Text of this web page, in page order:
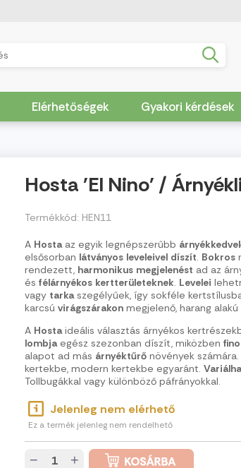
Elérhetőségek Gyakori kérdések
Hosta 'El Nino' /
Termékkód: HEN11
A Hosta az egyik legnépszerűbb
elsősorban látványos leveleivel díszít. Bokros
rendezett, harmonikus megjelenést ad az
és félárnyékos kertterületeknek. Levelei
vagy tarka szegélyűek, így sokféle
karcsú virágszárakon megjelenő, harang
A Hosta ideális választás árnyékos
lombja egész szezonban díszít, miközben
alapot ad más árnyéktűrő növények
kertekbe, modern kertekbe egyaránt.
Tollbugákkal vagy különböző páfrányokkal.
Jelenleg nem elérhető
Ez a termék jelenleg nem rendelhető
− +